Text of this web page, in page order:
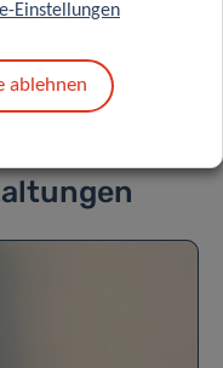
Einstellungen
ablehnen